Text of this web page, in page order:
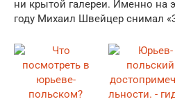
ни крытой галереи. Именно на
году Михаил Швейцер снимал